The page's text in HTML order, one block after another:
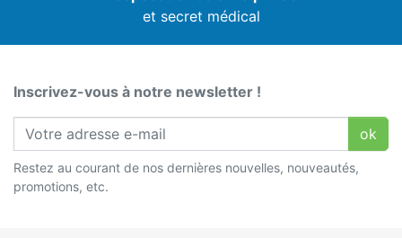
et secret médical
Inscrivez-vous à notre newsletter !
ok
Restez au courant de nos dernières nouvelles, nouveautés,
promotions, etc.